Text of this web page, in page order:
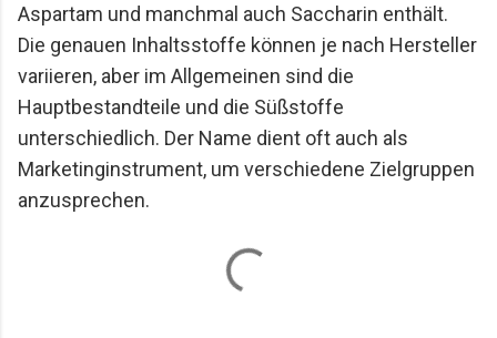
Aspartam und manchmal auch Saccharin enthält.
Die genauen Inhaltsstoffe können je nach Hersteller
variieren, aber im Allgemeinen sind die
Hauptbestandteile und die Süßstoffe
unterschiedlich. Der Name dient oft auch als
Marketinginstrument, um verschiedene Zielgruppen
anzusprechen.